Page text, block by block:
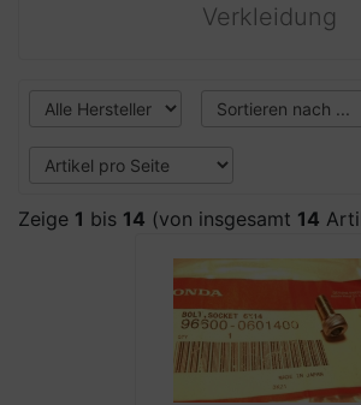
Verkleidung
Zeige 1 bis 14 (von insgesamt 14